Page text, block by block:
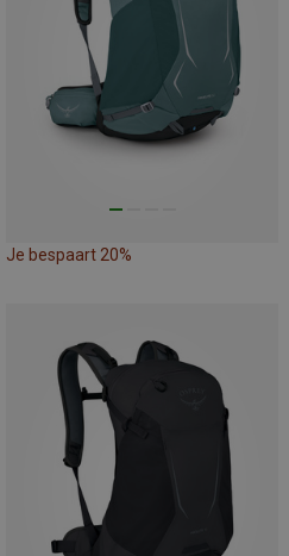
Je bespaart 20%